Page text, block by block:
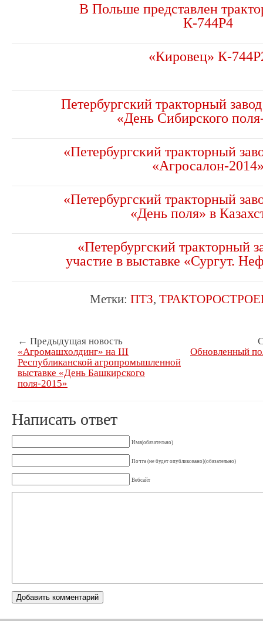
В Польше представлен
К-744Р4
«Кировец» К-
Петербургский тракторный
«День Сибирского
«Петербургский тракторный
«Агросалон-
«Петербургский тракторный
«День поля» в
«Петербургский тракторный
участие в выставке «Сургут.
Метки: ПТЗ,
← Предыдущая новость
«Агромашхолдинг» на III
Республиканской агропромышленной
выставке «День Башкирского
поля-2015»
Обновленный
Написать ответ
Имя(обязательно)
Почта (не будет опубликовано)(обязательно)
Вебсайт